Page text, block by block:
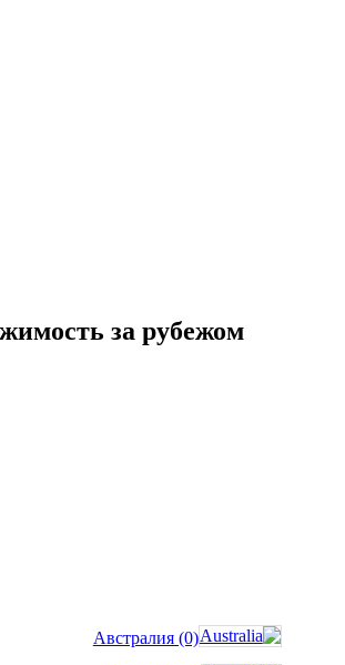
за рубежом
Австралия (0)